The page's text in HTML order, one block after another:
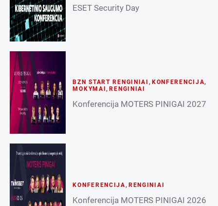
ESET Security Day
BZN START RENGINIAI , KONFERENCIJA,
MOKYMAI ,RENGINIAI
Konferencija MOTERS PINIGAI 2027
KONFERENCIJA, RENGINIAI
Konferencija MOTERS PINIGAI 2026